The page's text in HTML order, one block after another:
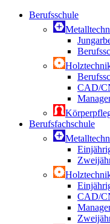
Berufsschule
CAD/
Berufsfachschule
CAD/